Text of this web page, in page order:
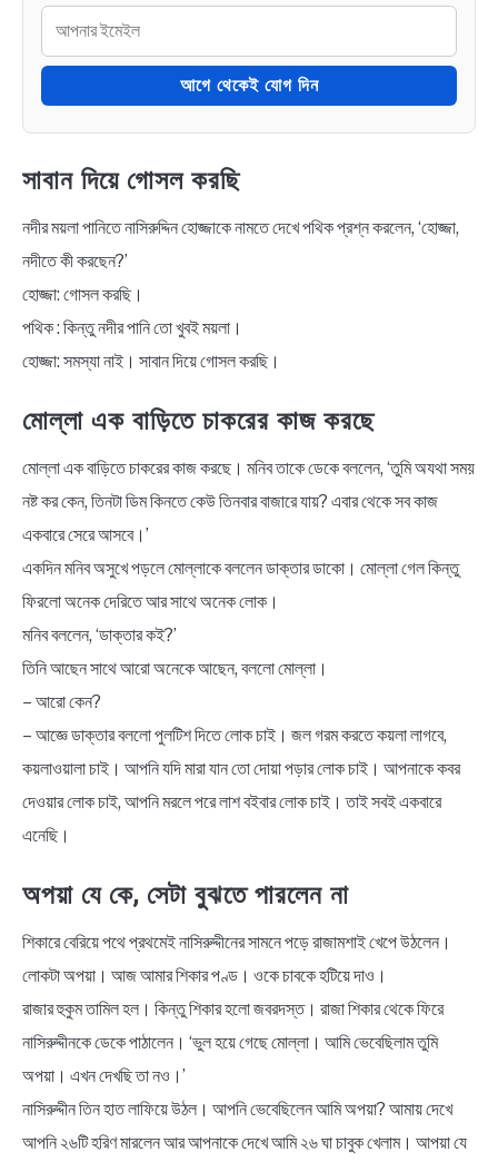
আগে থেকেই যোগ দিন
সাবান দিয়ে গোসল করছি
নদীর ময়লা পানিতে নাসিরুদ্দিন হোজ্জাকে নামতে দেখে পথিক প্রশ্ন করলেন, ‘হোজ্জা,
নদীতে কী করছেন?’
হোজ্জা: গোসল করছি।
পথিক : কিন্তু নদীর পানি তো খুবই ময়লা।
হোজ্জা: সমস্যা নাই। সাবান দিয়ে গোসল করছি।
মোল্লা এক বাড়িতে চাকরের কাজ করছে
মোল্লা এক বাড়িতে চাকরের কাজ করছে। মনিব তাকে ডেকে বললেন, ‘তুমি অযথা সময়
নষ্ট কর কেন, তিনটা ডিম কিনতে কেউ তিনবার বাজারে যায়? এবার থেকে সব কাজ
একবারে সেরে আসবে।’
একদিন মনিব অসুখে পড়লে মোল্লাকে বললেন ডাক্তার ডাকো। মোল্লা গেল কিন্তু
ফিরলো অনেক দেরিতে আর সাথে অনেক লোক।
মনিব বললেন, ‘ডাক্তার কই?’
তিনি আছেন সাথে আরো অনেকে আছেন, বললো মোল্লা।
– আরো কেন?
– আজ্ঞে ডাক্তার বললো পুলটিশ দিতে লোক চাই। জল গরম করতে কয়লা লাগবে,
কয়লাওয়ালা চাই। আপনি যদি মারা যান তো দোয়া পড়ার লোক চাই। আপনাকে কবর
দেওয়ার লোক চাই, আপনি মরলে পরে লাশ বইবার লোক চাই। তাই সবই একবারে
এনেছি।
অপয়া যে কে, সেটা বুঝতে পারলেন না
শিকারে বেরিয়ে পথে প্রথমেই নাসিরুদ্দীনের সামনে পড়ে রাজামশাই খেপে উঠলেন।
লোকটা অপয়া। আজ আমার শিকার পণ্ড। ওকে চাবকে হটিয়ে দাও।
রাজার হুকুম তামিল হল। কিন্তু শিকার হলো জবরদস্ত। রাজা শিকার থেকে ফিরে
নাসিরুদ্দীনকে ডেকে পাঠালেন। ‘ভুল হয়ে গেছে মোল্লা। আমি ভেবেছিলাম তুমি
অপয়া। এখন দেখছি তা নও।’
নাসিরুদ্দীন তিন হাত লাফিয়ে উঠল। আপনি ভেবেছিলেন আমি অপয়া? আমায় দেখে
আপনি ২৬টি হরিণ মারলেন আর আপনাকে দেখে আমি ২৬ ঘা চাবুক খেলাম। আপয়া যে